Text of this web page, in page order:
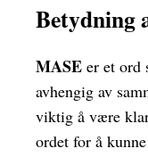
Betydning
MASE er et ord
avhengig av
viktig å være
ordet for å